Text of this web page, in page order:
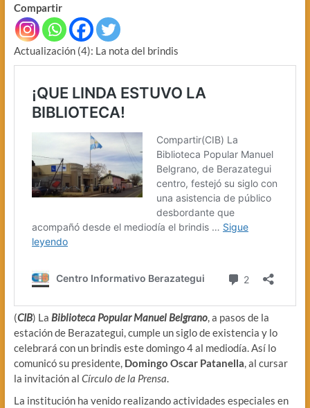
Compartir
Actualización (4): La nota del brindis
(CIB) La Biblioteca Popular Manuel Belgrano, a pasos de la
estación de Berazategui, cumple un siglo de existencia y lo
celebrará con un brindis este domingo 4 al mediodía. Así lo
comunicó su presidente, Domingo Oscar Patanella, al cursar
la invitación al Círculo de la Prensa.
La institución ha venido realizando actividades especiales en